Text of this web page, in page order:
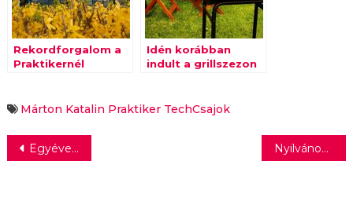
Rekordforgalom a
Praktikernél
Idén korábban
indult a grillszezon
Márton Katalin Praktiker TechCsajok
Bejegyzés
Egyéves a magyar MTV brand:new Nyilvános a Szegedi Szabadtéri jövő évi rendezőinek névsora